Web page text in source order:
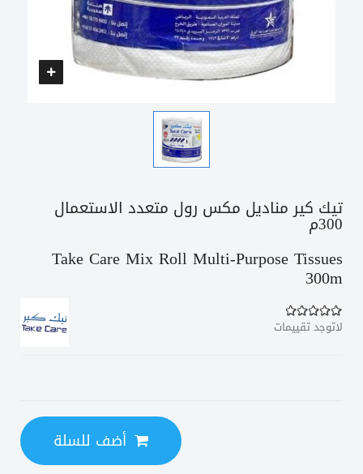
تيك كير مناديل مكس رول متعدد الاستعمال
300م
Take Care Mix Roll Multi-Purpose Tissues
300m
لاتوجد تقييمات
أضف للسلة